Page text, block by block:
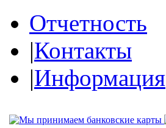
Отчетность
|Контакты
|Информация